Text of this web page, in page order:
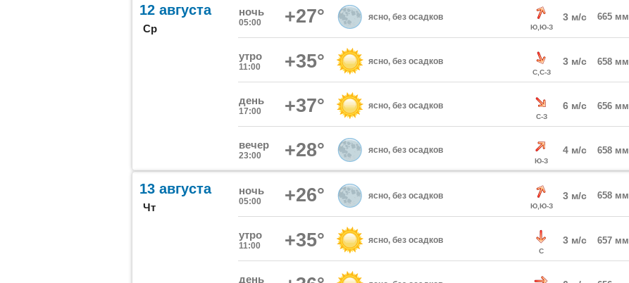
12 августа
Ср
ночь
05:00 +27° ясно, без осадков
Ю,Ю-З
3 м/с 665 мм
утро
11:00 +35° ясно, без осадков
С,С-З
3 м/с 658 мм
день
17:00 +37° ясно, без осадков
С-З
6 м/с 656 мм
вечер
23:00 +28° ясно, без осадков
Ю-З
4 м/с 658 мм
13 августа
Чт
ночь
05:00 +26° ясно, без осадков
Ю,Ю-З
3 м/с 658 мм
утро
11:00 +35° ясно, без осадков
С
3 м/с 657 мм
день